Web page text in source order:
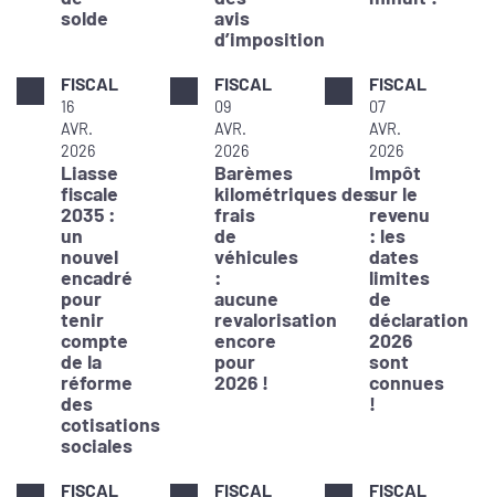
solde
avis
d’imposition
FISCAL
16
AVR.
2026
Liasse
fiscale
2035 :
un
nouvel
encadré
pour
tenir
compte
de la
réforme
des
cotisations
sociales
FISCAL
09
AVR.
2026
Barèmes
kilométriques des
frais
de
véhicules
:
aucune
revalorisation
encore
pour
2026 !
FISCAL
07
AVR.
2026
Impôt
sur le
revenu
: les
dates
limites
de
déclaration
2026
sont
connues
!
FISCAL FISCAL FISCAL